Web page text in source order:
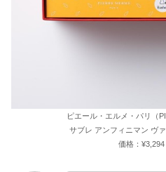
ピエール・エルメ・パリ（
サブレ アンフィニマン ヴ
価格：¥3,294